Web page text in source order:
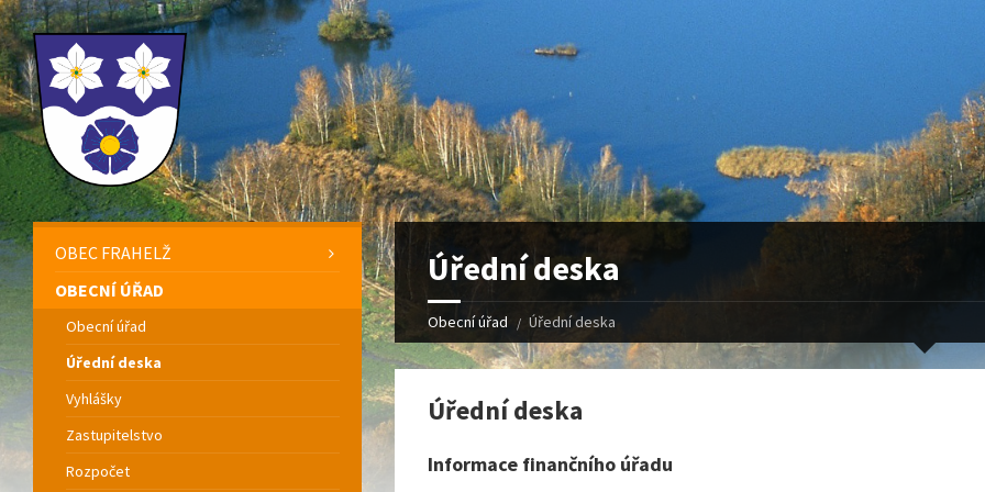
Úřední deska
Obecní úřad Úřední deska
Úřední deska
Informace finančního úřadu
OBEC FRAHELŽ
OBECNÍ ÚŘAD
Obecní úřad
Úřední deska
Vyhlášky
Zastupitelstvo
Rozpočet